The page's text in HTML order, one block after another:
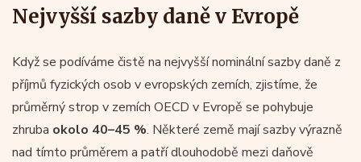
Nejvyšší sazby daně v Evropě
Když se podíváme čistě na nejvyšší nominální sazby daně z
příjmů fyzických osob v evropských zemích, zjistíme, že
průměrný strop v zemích OECD v Evropě se pohybuje
zhruba okolo 40–45 %. Některé země mají sazby výrazně
nad tímto průměrem a patří dlouhodobě mezi daňově